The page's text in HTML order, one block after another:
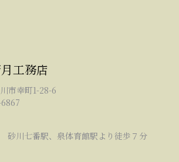
工務店
市幸町1-28-6
砂川七番駅、泉体育館駅より徒歩７分